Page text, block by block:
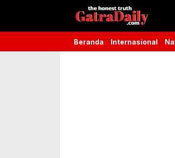
Gatra Daily
the honest truth
Beranda Internasional